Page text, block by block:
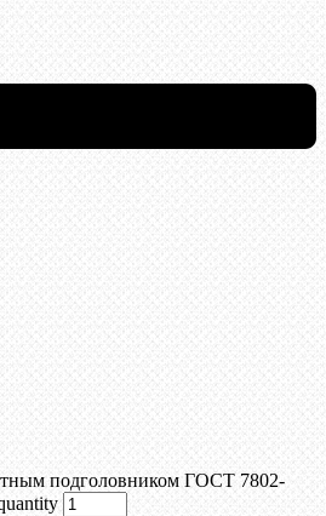
подголовником ГОСТ 7802-